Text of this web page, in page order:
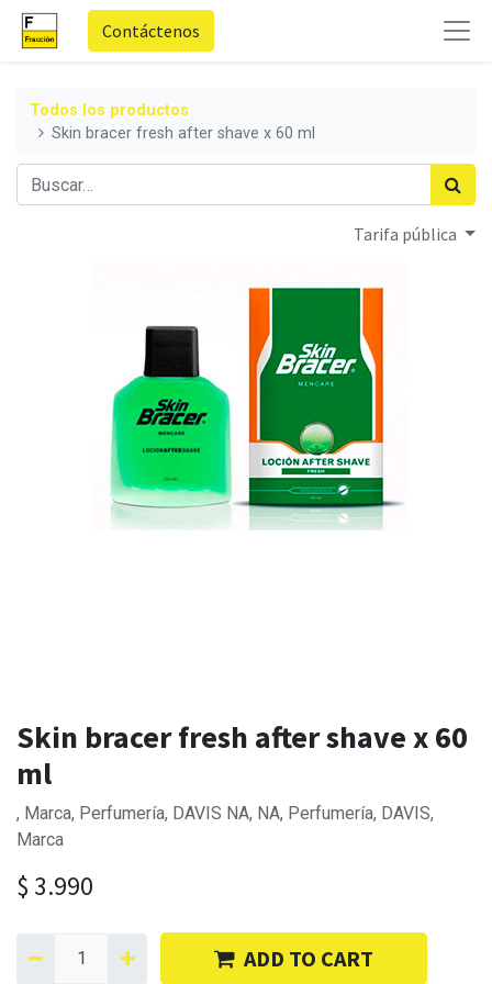
Contáctenos
Todos los productos
Skin bracer fresh after shave x 60 ml
Tarifa pública
Skin bracer fresh after shave x 60
ml
, Marca, Perfumería, DAVIS NA, NA, Perfumería, DAVIS,
Marca
$ 3.990
ADD TO CART